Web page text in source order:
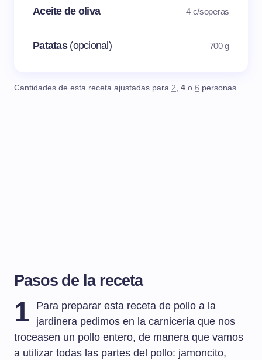
Aceite de oliva 4 c/soperas
Patatas (opcional) 700 g
Cantidades de esta receta ajustadas para 2, 4 o 6 personas.
Pasos de la receta
1
Para preparar esta receta de pollo a la
jardinera pedimos en la carnicería que nos
troceasen un pollo entero, de manera que vamos
a utilizar todas las partes del pollo: jamoncito,